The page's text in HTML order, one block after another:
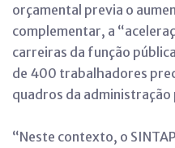
orçamental previa o
complementar, a
carreiras da função
de 400 trabalhadores
quadros da administração
“Neste contexto, o